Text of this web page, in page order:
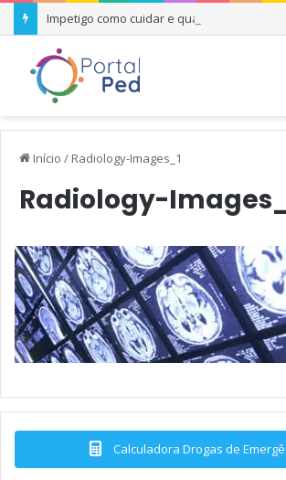
Impetigo como cuidar e quando se
Início / Radiology-Images_1
Radiology-
Calculadora Drogas de